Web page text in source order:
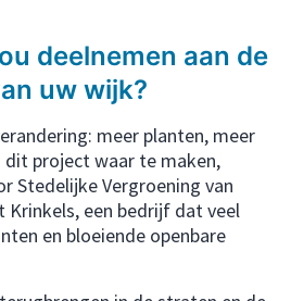
deelnemen aan de
uw wijk?
meer planten, meer
dit project waar te maken,
Stedelijke Vergroening van
Krinkels, een bedrijf dat veel
en bloeiende openbare